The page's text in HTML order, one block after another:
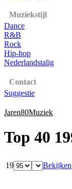
Muziekstijl
Dance
R&B
Rock
Hip-hop
Nederlandstalig
Contact
Suggestie
Jaren80Muziek
Top 40
19 Bekijken